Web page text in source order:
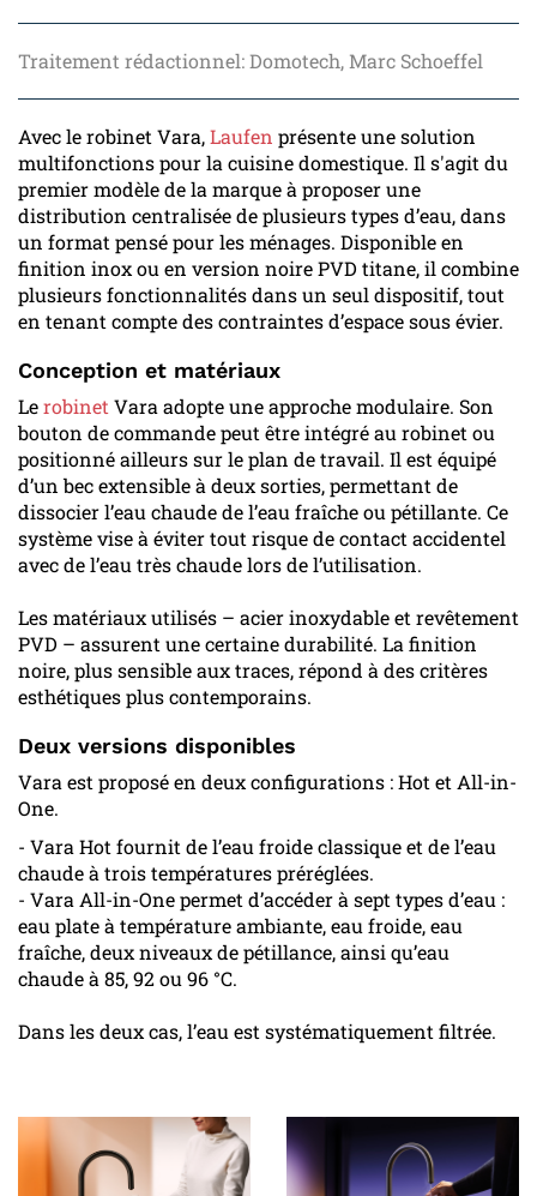
Traitement rédactionnel: Domotech, Marc Schoeffel
Avec le robinet Vara,Laufen présente une solution
multifonctions pour la cuisine domestique. Il s'agit du
premier modèle de la marque à proposer une
distribution centralisée de plusieurs types d’eau, dans
un format pensé pour les ménages. Disponible en
finition inox ou en version noire PVD titane, il combine
plusieurs fonctionnalités dans un seul dispositif, tout
en tenant compte des contraintes d’espace sous évier.
Conception et matériaux
Lerobinet Vara adopte une approche modulaire. Son
bouton de commande peut être intégré au robinet ou
positionné ailleurs sur le plan de travail. Il est équipé
d’un bec extensible à deux sorties, permettant de
dissocier l’eau chaude de l’eau fraîche ou pétillante. Ce
système vise à éviter tout risque de contact accidentel
avec de l’eau très chaude lors de l’utilisation.
Les matériaux utilisés – acier inoxydable et revêtement
PVD – assurent une certaine durabilité. La finition
noire, plus sensible aux traces, répond à des critères
esthétiques plus contemporains.
Deux versions disponibles
Vara est proposé en deux configurations : Hot et All-in-
One.
- Vara Hot fournit de l’eau froide classique et de l’eau
chaude à trois températures préréglées.
- Vara All-in-One permet d’accéder à sept types d’eau :
eau plate à température ambiante, eau froide, eau
fraîche, deux niveaux de pétillance, ainsi qu’eau
chaude à 85, 92 ou 96 °C.
Dans les deux cas, l’eau est systématiquement filtrée.